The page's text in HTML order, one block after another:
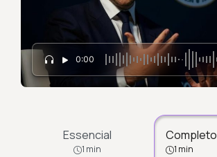
0:00
Essencial
1 min
Completo
1 min